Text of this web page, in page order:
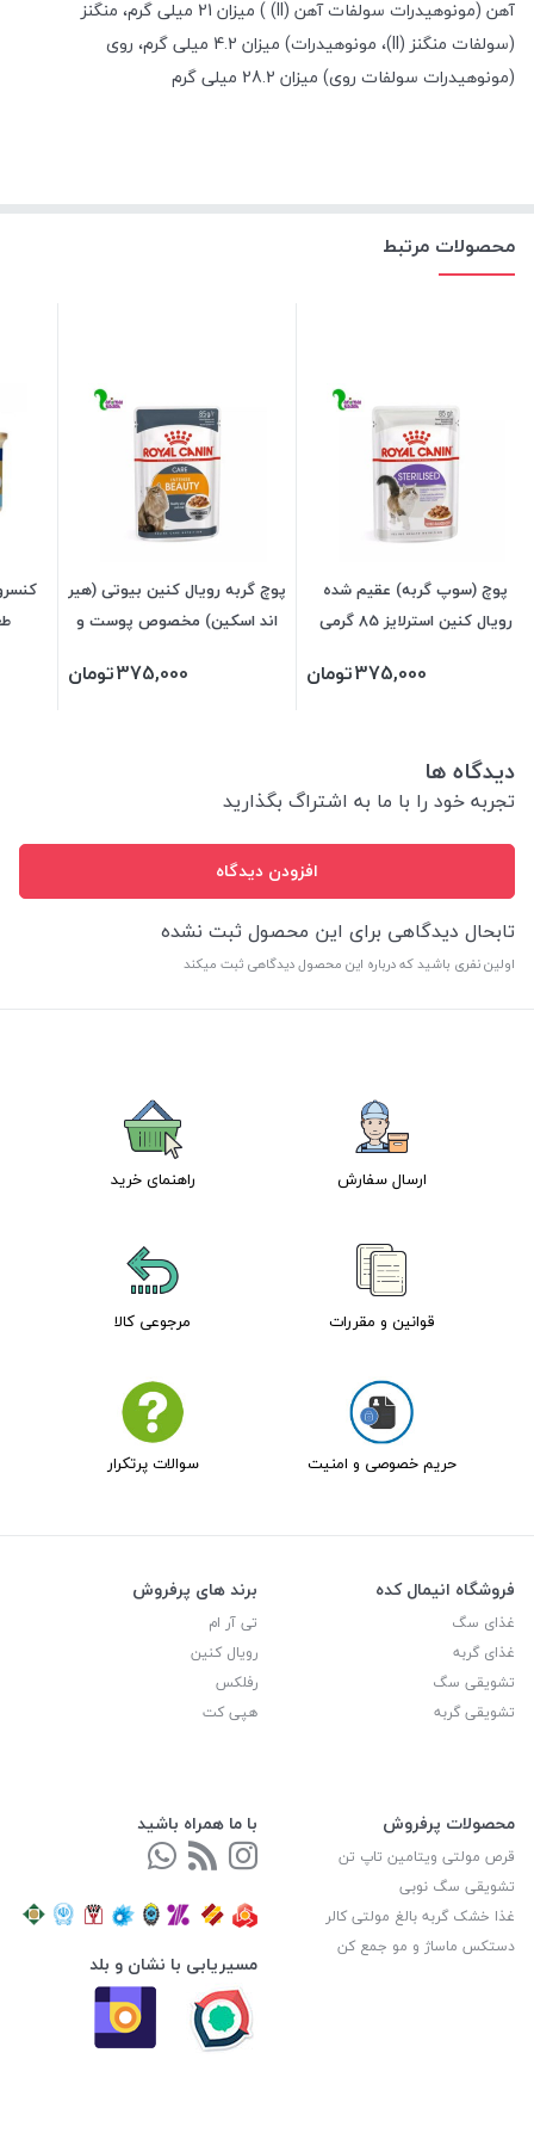
آهن (مونوهیدرات سولفات آهن (ll) )
میزان 21 میلی گرم، منگنز
(سولفات منگنز (ll)
، مونوهیدرات) میزان 4.2 میلی گرم، روی
(مونوهیدرات سولفات روی) میزان 28.2 میلی گرم
محصولات مرتبط
پوچ (سوپ گربه) عقیم شده
رویال کنین استرلایز 85 گرمی
375,000تومان
پوچ گربه رویال کنین بیوتی (هیر
اند اسکین) مخصوص پوست و
375,000تومان
دیدگاه ها
تجربه خود را با ما به اشتراگ بگذارید
افزودن دیدگاه
تابحال دیدگاهی برای این محصول ثبت نشده
اولین نفری باشید که درباره این محصول دیدگاهی ثبت میکند
ارسال سفارش راهنمای خرید
قوانین و مقررات مرجوعی کالا
حریم خصوصی و امنیت سوالات پرتکرار
فروشگاه انیمال کده
غذای سگ
غذای گربه
تشویقی سگ
تشویقی گربه
برند های پرفروش
تی آر ام
رویال کنین
رفلکس
هپی کت
محصولات پرفروش
قرص مولتی ویتامین تاپ تن
تشویقی سگ نوبی
غذا خشک گربه بالغ مولتی کالر
دستکس ماساژ و مو جمع کن
با ما همراه باشید
مسیریابی با نشان و بلد